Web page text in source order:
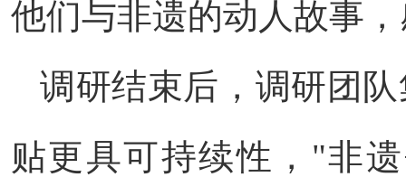
他们与非遗的动人故事
调研结束后，调研团
贴更具可持续性，"非